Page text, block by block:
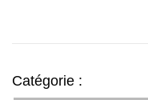
Catégorie :